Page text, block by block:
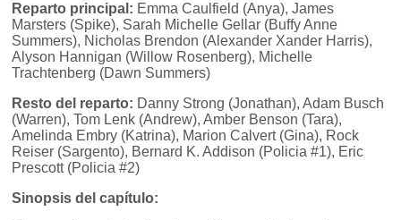
Reparto principal: Emma Caulfield (Anya), James
Marsters (Spike), Sarah Michelle Gellar (Buffy Anne
Summers), Nicholas Brendon (Alexander Xander Harris),
Alyson Hannigan (Willow Rosenberg), Michelle
Trachtenberg (Dawn Summers)
Resto del reparto: Danny Strong (Jonathan), Adam Busch
(Warren), Tom Lenk (Andrew), Amber Benson (Tara),
Amelinda Embry (Katrina), Marion Calvert (Gina), Rock
Reiser (Sargento), Bernard K. Addison (Policia #1), Eric
Prescott (Policia #2)
Sinopsis del capítulo: